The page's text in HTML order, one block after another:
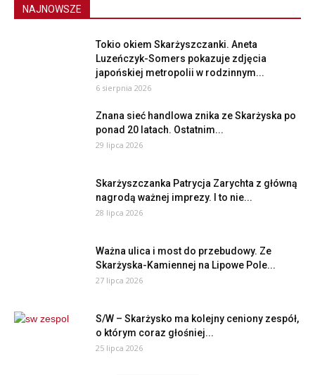
NAJNOWSZE
Tokio okiem Skarżyszczanki. Aneta
Luzeńczyk-Somers pokazuje zdjęcia
japońskiej metropolii w rodzinnym...
6 sierpnia 2026
Znana sieć handlowa znika ze Skarżyska po
ponad 20 latach. Ostatnim...
29 lipca 2026
Skarżyszczanka Patrycja Zarychta z główną
nagrodą ważnej imprezy. I to nie...
28 lipca 2026
Ważna ulica i most do przebudowy. Ze
Skarżyska-Kamiennej na Lipowe Pole...
27 lipca 2026
S/W – Skarżysko ma kolejny ceniony zespół,
o którym coraz głośniej...
25 lipca 2026